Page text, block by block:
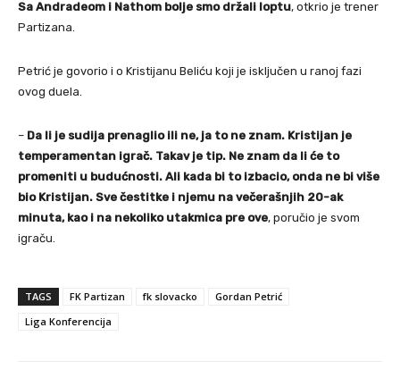
Sa Andradeom i Nathom bolje smo držali loptu, otkrio je trener
Partizana.
Petrić je govorio i o Kristijanu Beliću koji je isključen u ranoj fazi
ovog duela.
– Da li je sudija prenaglio ili ne, ja to ne znam. Kristijan je
temperamentan igrač. Takav je tip. Ne znam da li će to
promeniti u budućnosti. Ali kada bi to izbacio, onda ne bi više
bio Kristijan. Sve čestitke i njemu na večerašnjih 20-ak
minuta, kao i na nekoliko utakmica pre ove, poručio je svom
igraču.
TAGS FK Partizan fk slovacko
Gordan Petrić
Liga Konferencija